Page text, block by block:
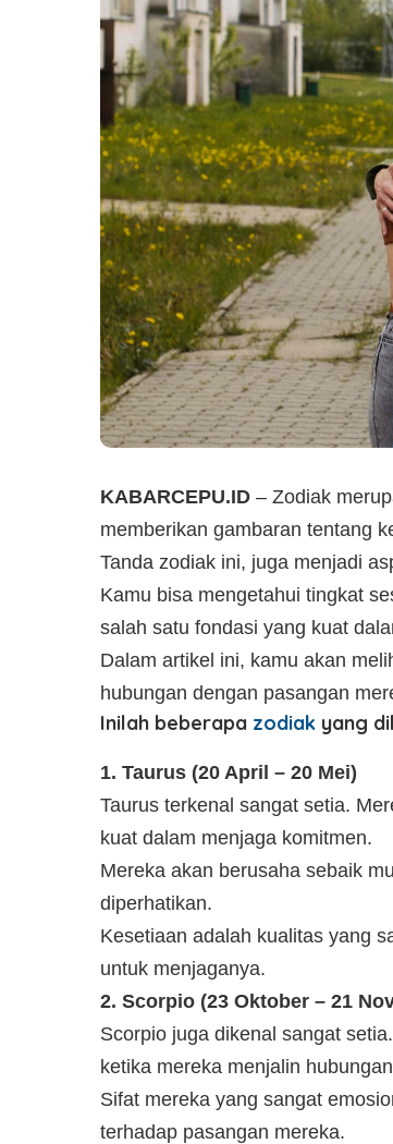
KABARCEPU.ID – Zodiak
memberikan gambaran tentang
Tanda zodiak ini, juga menjadi
Kamu bisa mengetahui tingkat
salah satu fondasi yang kuat
Dalam artikel ini, kamu akan
hubungan dengan pasangan
Inilah beberapa zodiak yang
1. Taurus (20 April – 20 Mei)
Taurus terkenal sangat setia.
kuat dalam menjaga komitmen.
Mereka akan berusaha sebaik
diperhatikan.
Kesetiaan adalah kualitas yang
untuk menjaganya.
2. Scorpio (23 Oktober – 21
Scorpio juga dikenal sangat
ketika mereka menjalin
Sifat mereka yang sangat
terhadap pasangan mereka.